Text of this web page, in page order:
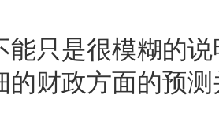
能只是很模糊的
的财政方面的预